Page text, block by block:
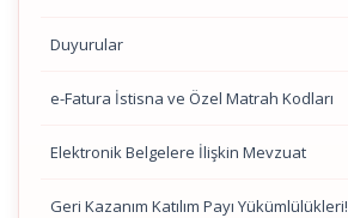
Duyurular
e-Fatura İstisna ve Özel Matrah Kodları
Elektronik Belgelere İlişkin Mevzuat
Geri Kazanım Katılım Payı Yükümlülükleri!